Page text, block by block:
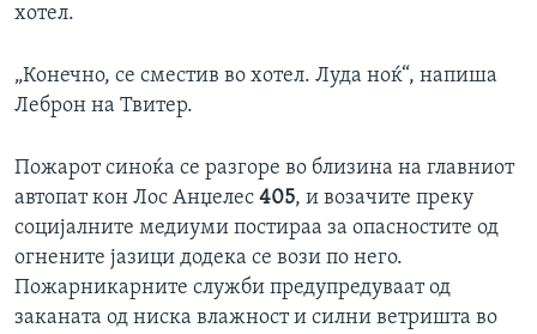
хотел.
„Конечно, се сместив во хотел. Луда ноќ“, напиша
Леброн на Твитер.
Пожарот синоќа се разгоре во близина на главниот
автопат кон Лос Анџелес 405, и возачите преку
социјалните медиуми постираа за опасностите од
огнените јазици додека се вози по него.
Пожарникарните служби предупредуваат од
заканата од ниска влажност и силни ветришта во